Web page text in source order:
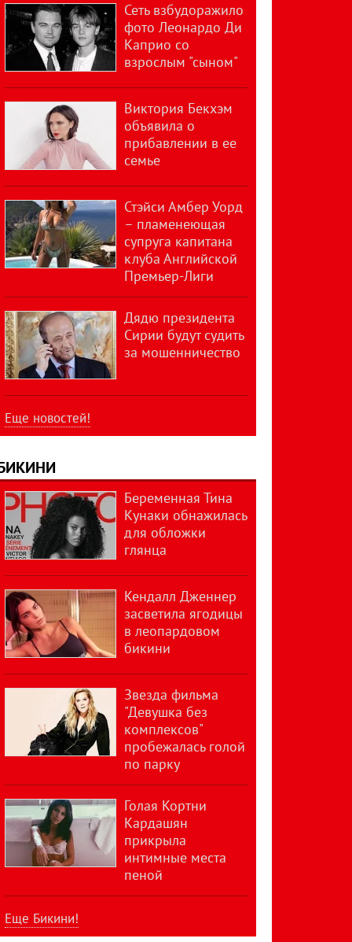
Сеть взбудоражило
фото Леонардо Ди
Каприо со
взрослым "сыном"
Виктория Бекхэм
объявила о
прибавлении в ее
семье
Стэйси Амбер Уорд
– пламенеющая
супруга капитана
клуба Английской
Премьер-Лиги
Дядю президента
Сирии будут судить
за мошенничество
Еще новостей!
Беременная Тина
Кунаки обнажилась
для обложки
глянца
Кендалл Дженнер
засветила ягодицы
в леопардовом
бикини
Звезда фильма
"Девушка без
комплексов"
пробежалась голой
по парку
Голая Кортни
Кардашян
прикрыла
интимные места
пеной
Еще Бикини!